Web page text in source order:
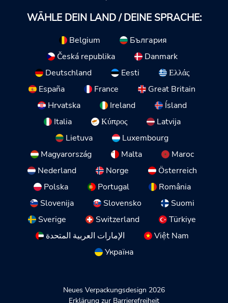
WÄHLE DEIN LAND / DEINE SPRACHE:
Belgium
България
Česká republika
Danmark
Deutschland
Eesti
Ελλάς
España
France
Great Britain
Hrvatska
Ireland
Ísland
Italia
Κύπρος
Latvija
Lietuva
Luxembourg
Magyarország
Malta
Maroc
Nederland
Norge
Österreich
Polska
Portugal
România
Slovenija
Slovensko
Suomi
Sverige
Switzerland
Türkiye
الإمارات العربية المتحدة
Việt Nam
Україна
Neues Verpackungsdesign 2026
Erklärung zur Barrierefreiheit